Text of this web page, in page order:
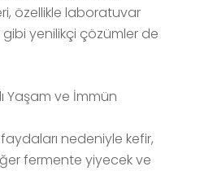
özellikle laboratuvar
yenilikçi çözümler de
Yaşam ve İmmün
nedeniyle kefir,
fermente yiyecek ve